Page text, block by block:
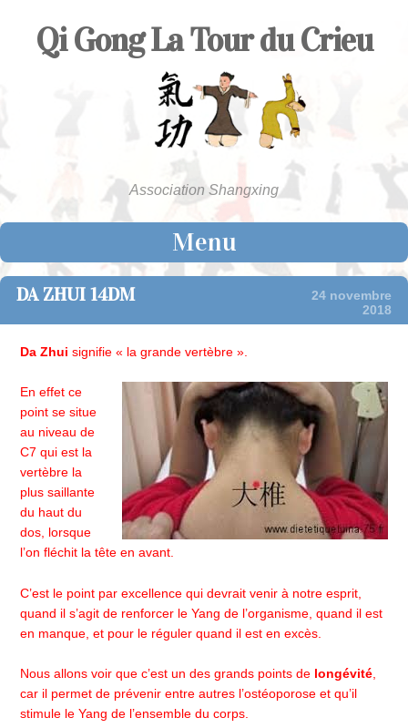
Qi Gong La Tour du Crieu
Association Shangxing
Menu
Skip to content
DA ZHUI 14DM
24 novembre
2018
Da Zhui signifie « la grande vertèbre ».
En effet ce
point se situe
au niveau de
C7 qui est la
vertèbre la
plus saillante
du haut du
dos, lorsque
l’on fléchit la tête en avant.
C’est le point par excellence qui devrait venir à notre esprit,
quand il s’agit de renforcer le Yang de l’organisme, quand il est
en manque, et pour le réguler quand il est en excès.
Nous allons voir que c’est un des grands points de longévité
car il permet de prévenir entre autres l’ostéoporose et qu’il
stimule le Yang de l’ensemble du corps.